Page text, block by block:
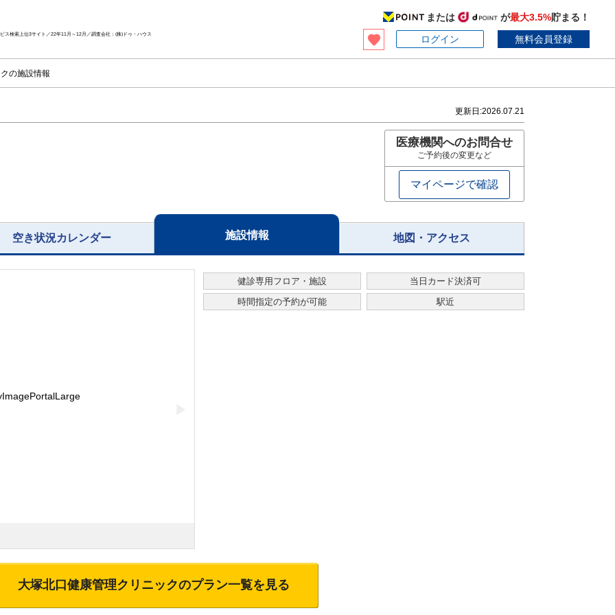
検索上位3サイト／22年11月～12月／調査会社：(株)ドゥ・ハウス
または が最大3.5%貯まる！
ログイン
無料会員登録
の施設情報
更新日:2026.07.21
医療機関へのお問合せ
ご予約後の変更など
マイページで確認
空き状況カレンダー 施設情報 地図・アクセス
健診専用フロア・施設
当日カード決済可
時間指定の予約が可能
駅近
大塚北口健康管理クリニックのプラン一覧を見る